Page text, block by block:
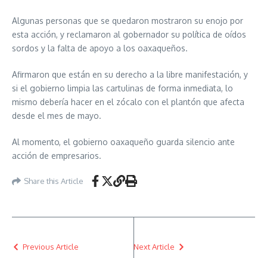
Algunas personas que se quedaron mostraron su enojo por
esta acción, y reclamaron al gobernador su política de oídos
sordos y la falta de apoyo a los oaxaqueños.
Afirmaron que están en su derecho a la libre manifestación, y
si el gobierno limpia las cartulinas de forma inmediata, lo
mismo debería hacer en el zócalo con el plantón que afecta
desde el mes de mayo.
Al momento, el gobierno oaxaqueño guarda silencio ante
acción de empresarios.
Share this Article
Previous Article Next Article